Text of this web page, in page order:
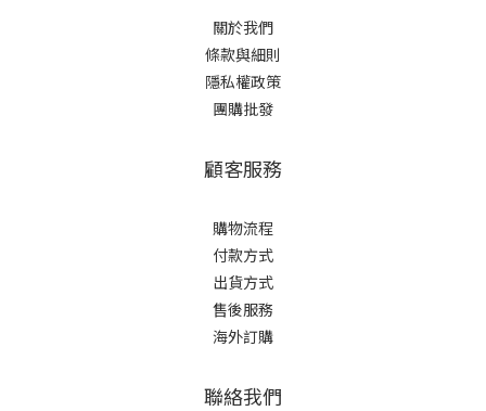
關於我們
條款與細則
隱私權政策
團購批發
顧客服務
購物流程
付款方式
出貨方式
售後服務
海外訂購
聯絡我們